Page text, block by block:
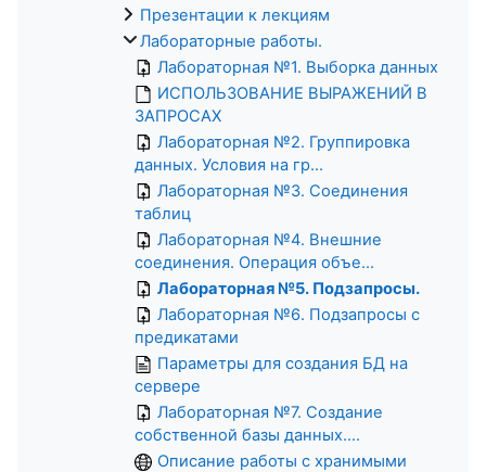
Презентации к лекциям
Лабораторные работы.
Лабораторная №1. Выборка данных
ИСПОЛЬЗОВАНИЕ ВЫРАЖЕНИЙ В
ЗАПРОСАХ
Лабораторная №2. Группировка
данных. Условия на гр...
Лабораторная №3. Соединения
таблиц
Лабораторная №4. Внешние
соединения. Операция объе...
Лабораторная №5. Подзапросы.
Лабораторная №6. Подзапросы с
предикатами
Параметры для создания БД на
сервере
Лабораторная №7. Создание
собственной базы данных....
Описание работы с хранимыми